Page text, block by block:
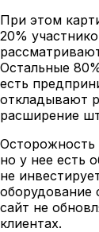
При этом
20%
Остальные
есть
откладывают
расширение
но у нее есть
не
оборудование
сайт не
клиентах.